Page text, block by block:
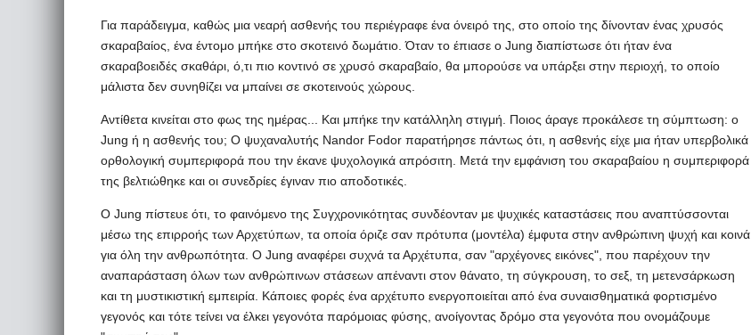
Για παράδειγμα, καθώς μια νεαρή ασθενής του περιέγραφε ένα όνειρό της, στο οποίο της δίνονταν ένας χρυσός
σκαραβαίος, ένα έντομο μπήκε στο σκοτεινό δωμάτιο. Όταν το έπιασε ο Jung διαπίστωσε ότι ήταν ένα
σκαραβοειδές σκαθάρι, ό,τι πιο κοντινό σε χρυσό σκαραβαίο, θα μπορούσε να υπάρξει στην περιοχή, το οποίο
μάλιστα δεν συνηθίζει να μπαίνει σε σκοτεινούς χώρους.
Αντίθετα κινείται στο φως της ημέρας... Και μπήκε την κατάλληλη στιγμή. Ποιος άραγε προκάλεσε τη σύμπτωση: ο
Jung ή η ασθενής του; Ο ψυχαναλυτής Nandor Fodor παρατήρησε πάντως ότι, η ασθενής είχε μια ήταν υπερβολικά
ορθολογική συμπεριφορά που την έκανε ψυχολογικά απρόσιτη. Μετά την εμφάνιση του σκαραβαίου η συμπεριφορά
της βελτιώθηκε και οι συνεδρίες έγιναν πιο αποδοτικές.
Ο Jung πίστευε ότι, το φαινόμενο της Συγχρονικότητας συνδέονταν με ψυχικές καταστάσεις που αναπτύσσονται
μέσω της επιρροής των Αρχετύπων, τα οποία όριζε σαν πρότυπα (μοντέλα) έμφυτα στην ανθρώπινη ψυχή και κοινά
για όλη την ανθρωπότητα. Ο Jung αναφέρει συχνά τα Αρχέτυπα, σαν "αρχέγονες εικόνες", που παρέχουν την
αναπαράσταση όλων των ανθρώπινων στάσεων απέναντι στον θάνατο, τη σύγκρουση, το σεξ, τη μετενσάρκωση
και τη μυστικιστική εμπειρία. Κάποιες φορές ένα αρχέτυπο ενεργοποιείται από ένα συναισθηματικά φορτισμένο
γεγονός και τότε τείνει να έλκει γεγονότα παρόμοιας φύσης, ανοίγοντας δρόμο στα γεγονότα που ονομάζουμε